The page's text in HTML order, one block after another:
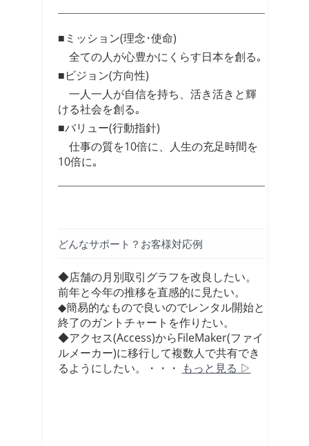
■ミッション(理念･使命)
全ての人が心豊かにくらす日本を創る｡
■ビジョン(方向性)
一人一人が自信を持ち、活き活きと輝
ける社会を創る｡
■バリュー(行動指針)
仕事の質を10倍に、人生の充足時間を
10倍に｡
どんなサポート？お客様対応例
◆店舗の月別取引グラフを改良したい。
前年と今年の推移を直感的に見たい。
◆簡易的なもので良いのでレンタル開始と
終了のガントチャートを作りたい。
◆アクセス(Access)からFileMaker(ファイ
ルメーカー)に移行して複数人で共有でき
るようにしたい。・・・ もっと見る ▷